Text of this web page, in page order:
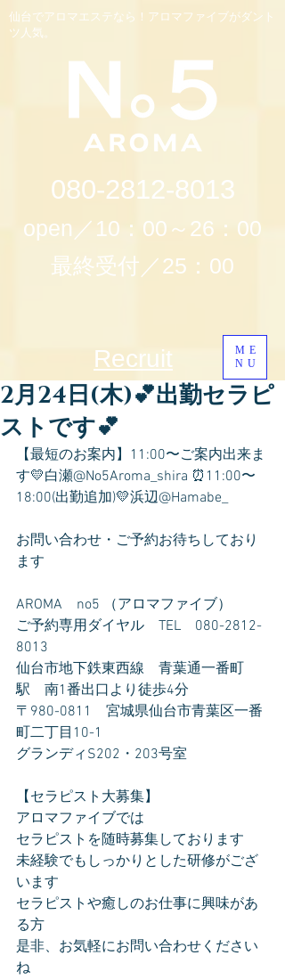
仙台でアロマエステなら！アロマファイブがダント
ツ人気。
080-2812-8013
open／10：00～26：00
最終受付／25：00
ME
NU
Recruit
2月24日(木)💕出勤セラピ
ストです💕
【最短のお案内】11:00〜ご案内出来ま
す💛白瀬@No5Aroma_shira ⏰11:00〜
18:00(出勤追加)💛浜辺@Hamabe_
お問い合わせ・ご予約お待ちしており
ます
AROMA　no5 （アロマファイブ）
ご予約専用ダイヤル　TEL　080-2812-
8013
仙台市地下鉄東西線　青葉通一番町
駅　南1番出口より徒歩4分
〒980-0811　宮城県仙台市青葉区一番
町二丁目10-1
グランディS202・203号室
【セラピスト大募集】
アロマファイブでは
セラピストを随時募集しております
未経験でもしっかりとした研修がござ
います
セラピストや癒しのお仕事に興味があ
る方
是非、お気軽にお問い合わせください
ね